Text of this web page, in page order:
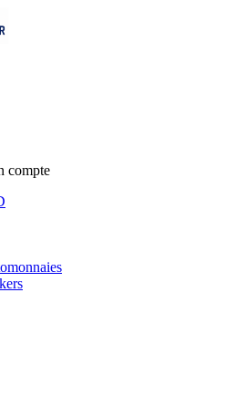
compte